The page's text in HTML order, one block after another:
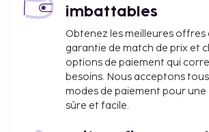
international de Naples (NAP) - 16,5
Profitez de la vue qui vous est
jardin. Un petit déjeuner composé
régionales est servi tous les jours de
10 h 30 moyennant un supplément. Cet
hébergement est fermé du 31
imbattables
Obtenez les meilleures
garantie de match de prix et
options de paiement qui
besoins. Nous acceptons
modes de paiement pour
sûre et facile.